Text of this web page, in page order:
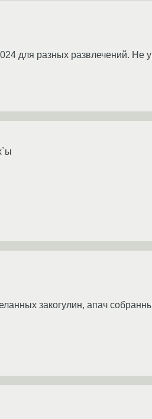
для разных развлечений. Не
закогулин, апач